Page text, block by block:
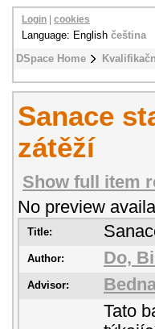
DSpace Home
Login cookies
Language: English čeština
Sanace
zátěží
Show full item
No preview
Title:
Author: Do,
Advisor:
Tato